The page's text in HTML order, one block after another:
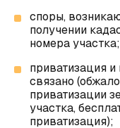
споры,
получении
номера участка;
приватизация и
связано
приватизации
участка,
приватизация);